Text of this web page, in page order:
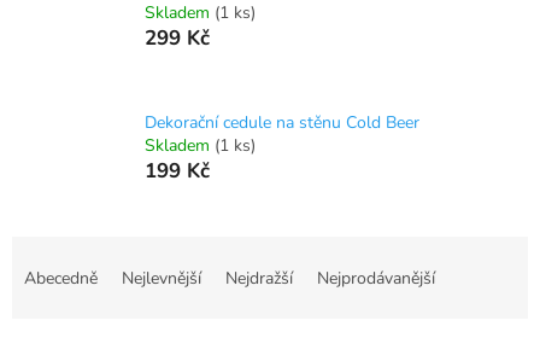
Skladem (1 ks)
299 Kč
Dekorační cedule na stěnu Cold Beer
Skladem (1 ks)
199 Kč
Abecedně Nejlevnější Nejdražší Nejprodávanější